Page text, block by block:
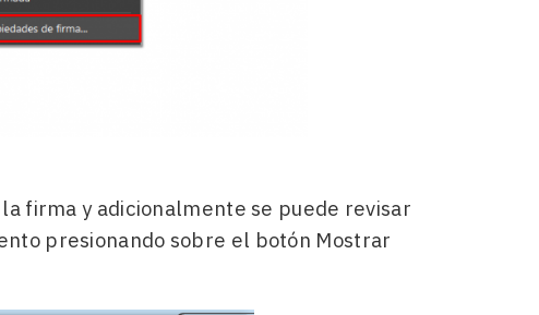
firma y adicionalmente se puede revisar
presionando sobre el botón Mostrar